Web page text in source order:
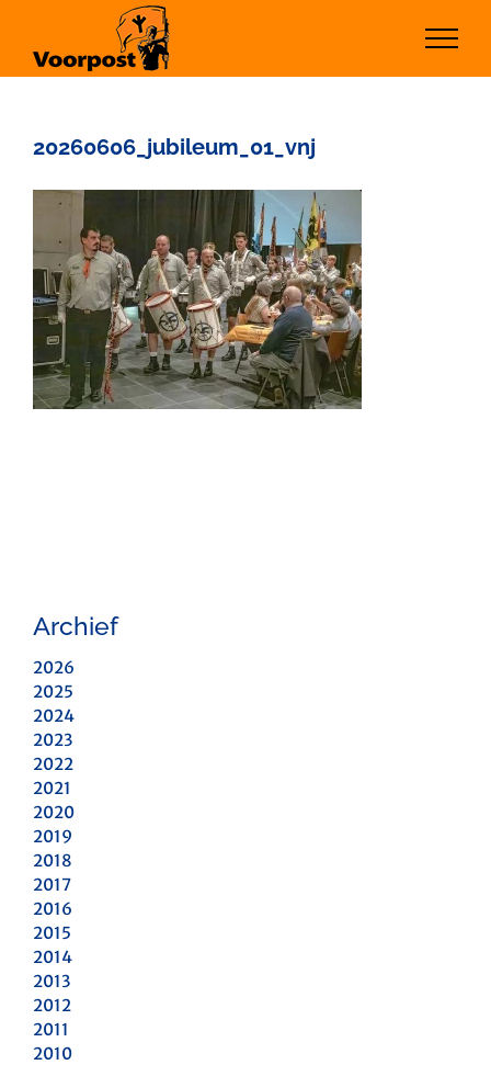
inhoud
20260606_jubileum_01_vnj
Archief
2026
2025
2024
2023
2022
2021
2020
2019
2018
2017
2016
2015
2014
2013
2012
2011
2010